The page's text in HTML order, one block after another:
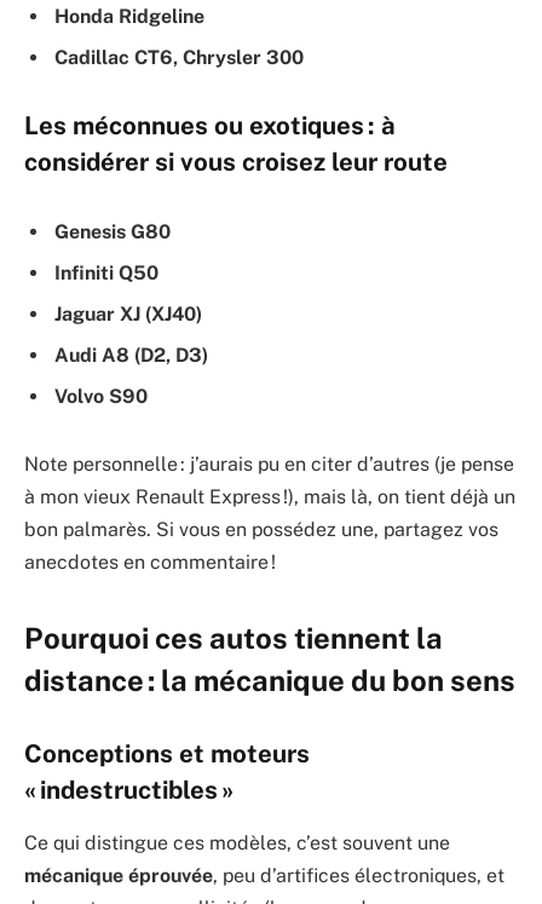
Honda Ridgeline
Cadillac CT6, Chrysler 300
Les méconnues ou exotiques : à
considérer si vous croisez leur route
Genesis G80
Infiniti Q50
Jaguar XJ (XJ40)
Audi A8 (D2, D3)
Volvo S90
Note personnelle : j’aurais pu en citer d’autres (je pense
à mon vieux Renault Express !), mais là, on tient déjà un
bon palmarès. Si vous en possédez une, partagez vos
anecdotes en commentaire !
Pourquoi ces autos tiennent la
distance : la mécanique du bon sens
Conceptions et moteurs
« indestructibles »
Ce qui distingue ces modèles, c’est souvent une
mécanique éprouvée, peu d’artifices électroniques, et